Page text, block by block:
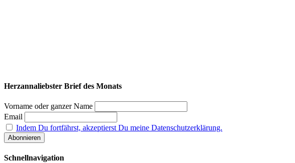
Herzannaliebster Brief des Monats
Vorname oder ganzer Name
Email
Indem Du fortfährst, akzeptierst Du meine Datenschutzerklärung.
Schnellnavigation